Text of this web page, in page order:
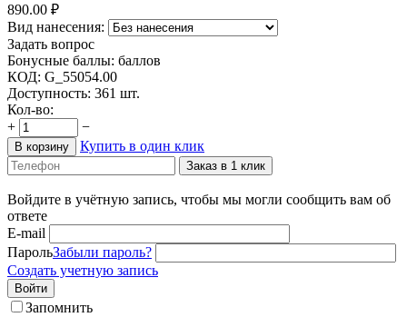
890.00 ₽
Вид нанесения:
Задать вопрос
Бонусные баллы: баллов
КОД: G_55054.00
Доступность: 361 шт.
Кол-во:
+
−
В корзину Купить в один клик
Заказ в 1 клик
Войдите в учётную запись, чтобы мы могли сообщить вам об
ответе
E-mail
ПарольЗабыли пароль?
Создать учетную запись
Войти
Запомнить